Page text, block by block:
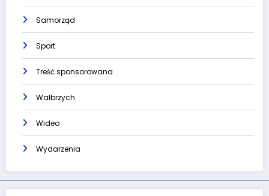
Samorząd
Sport
Treść sponsorowana
Wałbrzych
Wideo
Wydarzenia